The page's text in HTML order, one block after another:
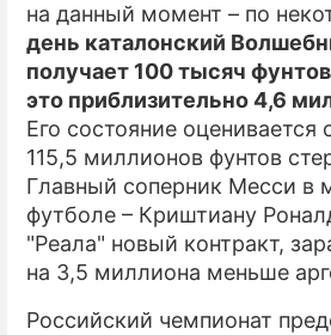
на данный момент – по
день каталонский
получает 100 тысяч
это приблизительно 4,6
Его состояние оценивается
115,5 миллионов фунтов
Главный соперник Месси в
футболе – Криштиану
"Реала" новый контракт,
на 3,5 миллиона меньше
Российский чемпионат